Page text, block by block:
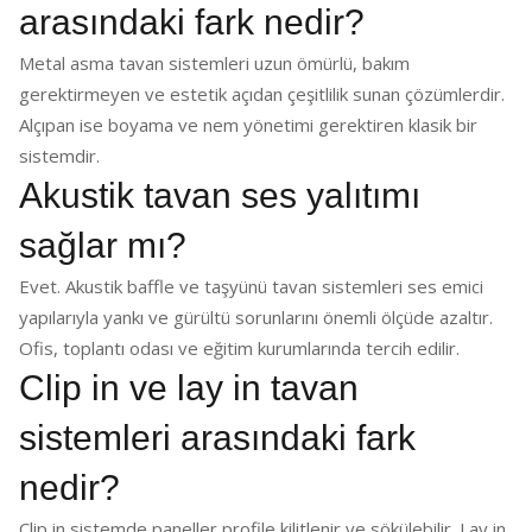
arasındaki fark nedir?
Metal asma tavan sistemleri uzun ömürlü, bakım
gerektirmeyen ve estetik açıdan çeşitlilik sunan çözümlerdir.
Alçıpan ise boyama ve nem yönetimi gerektiren klasik bir
sistemdir.
Akustik tavan ses yalıtımı
sağlar mı?
Evet. Akustik baffle ve taşyünü tavan sistemleri ses emici
yapılarıyla yankı ve gürültü sorunlarını önemli ölçüde azaltır.
Ofis, toplantı odası ve eğitim kurumlarında tercih edilir.
Clip in ve lay in tavan
sistemleri arasındaki fark
nedir?